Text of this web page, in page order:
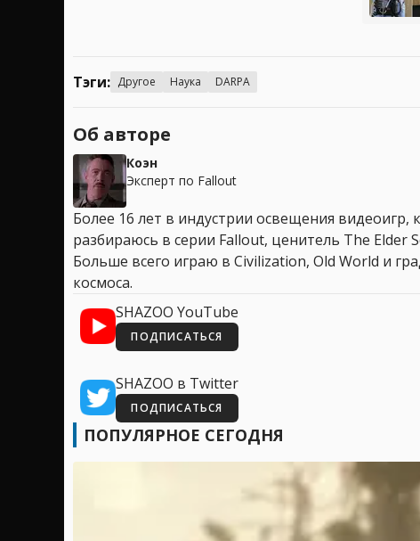
Тэги: Другое Наука DARPA
Об авторе
Коэн
Эксперт по Fallout
Более 16 лет в индустрии освещения видеоигр,
разбираюсь в серии Fallout, ценитель The Elder
Больше всего играю в Civilization, Old World и
космоса.
SHAZOO YouTube
ПОДПИСАТЬСЯ
SHAZOO в Twitter
ПОДПИСАТЬСЯ
ПОПУЛЯРНОЕ СЕГОДНЯ